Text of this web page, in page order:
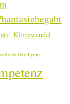
Klimawandel
Intelligenz